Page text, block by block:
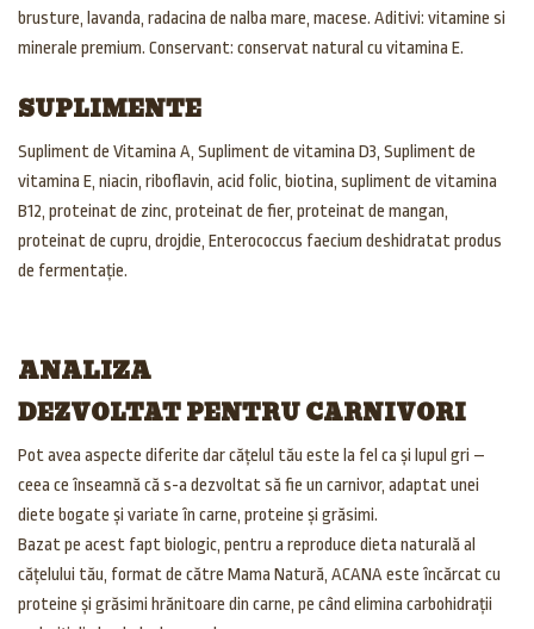
brusture, lavanda, radacina de nalba mare, macese. Aditivi: vitamine si
minerale premium. Conservant: conservat natural cu vitamina E.
SUPLIMENTE
Supliment de Vitamina A, Supliment de vitamina D3, Supliment de
vitamina E, niacin, riboflavin, acid folic, biotina, supliment de vitamina
B12, proteinat de zinc, proteinat de fier, proteinat de mangan,
proteinat de cupru, drojdie, Enterococcus faecium deshidratat produs
de fermentație.
ANALIZA
DEZVOLTAT PENTRU CARNIVORI
Pot avea aspecte diferite dar cățelul tău este la fel ca și lupul gri –
ceea ce înseamnă că s-a dezvoltat să fie un carnivor, adaptat unei
diete bogate și variate în carne, proteine și grăsimi.
Bazat pe acest fapt biologic, pentru a reproduce dieta naturală al
cățelului tău, format de către Mama Natură, ACANA este încărcat cu
proteine și grăsimi hrănitoare din carne, pe când elimina carbohidrații